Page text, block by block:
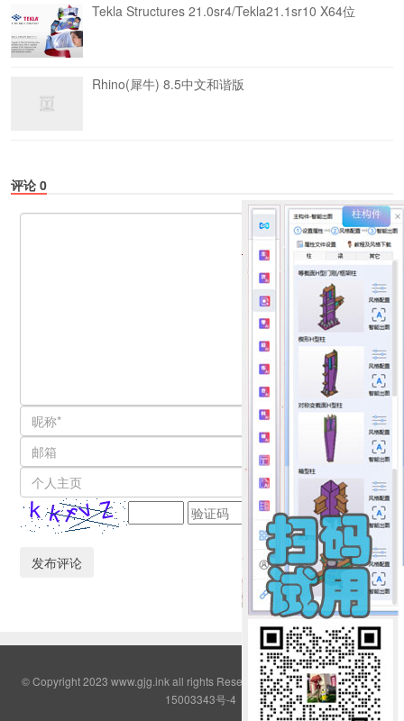
Tekla Structures 21.0sr4/Tekla21.1sr10 X64位
Rhino(犀牛) 8.5中文和谐版
评论 0
© Copyright 2023 www.gjg.ink all rights Reserved QQ群:2308380鄂ICP备
15003343号-4